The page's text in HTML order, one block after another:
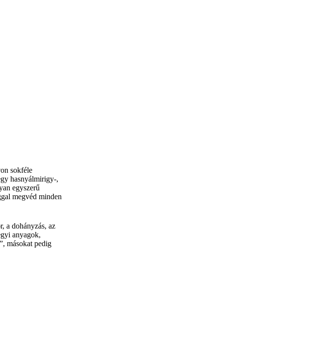
sokféle
hasnyálmirigy-,
egyszerű
megvéd minden
a dohányzás, az
anyagok,
másokat pedig